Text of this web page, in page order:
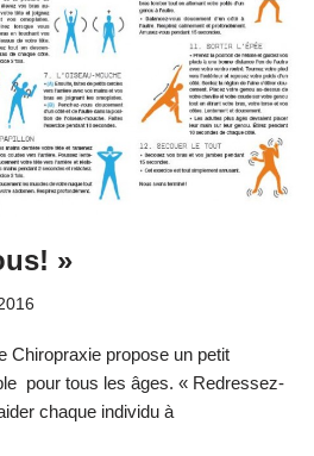
»
Chiropraxie propose un petit
pour tous les âges. « Redressez-
chaque individu à